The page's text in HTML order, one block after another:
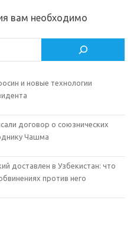
вам необходимо
и новые технологии
договор о союзнических
Чашма
доставлен в Узбекистан: что
против него